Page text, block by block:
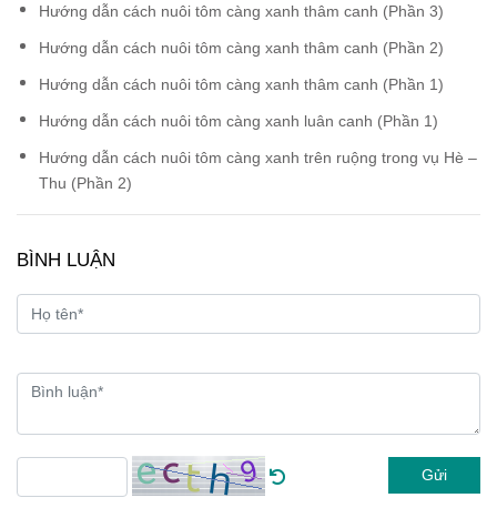
Hướng dẫn cách nuôi tôm càng xanh thâm canh (Phần 3)
Hướng dẫn cách nuôi tôm càng xanh thâm canh (Phần 2)
Hướng dẫn cách nuôi tôm càng xanh thâm canh (Phần 1)
Hướng dẫn cách nuôi tôm càng xanh luân canh (Phần 1)
Hướng dẫn cách nuôi tôm càng xanh trên ruộng trong vụ Hè –
Thu (Phần 2)
BÌNH LUẬN
Gửi